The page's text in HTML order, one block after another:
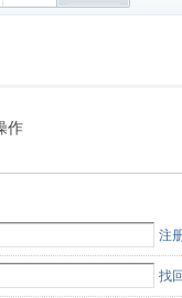
作
注
找